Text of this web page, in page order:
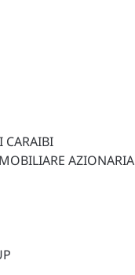
CARAIBI
AZIONARIA